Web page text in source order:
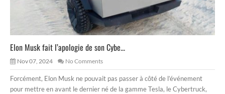
Elon Musk fait l’apologie de son Cybe...
Nov 07, 2024 No Comments
Forcément, Elon Musk ne pouvait pas passer à côté de l’événement
pour mettre en avant le dernier né de la gamme Tesla, le Cybertruck,